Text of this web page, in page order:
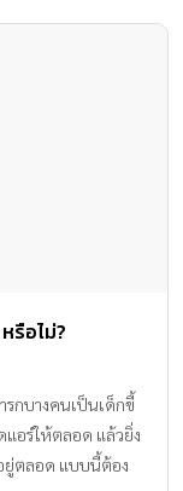
รือไม่?
กบางคนเป็นเด็กขี้
อร์ให้ตลอด แล้วยิ่ง
ยู่ตลอด แบบนี้ต้อง